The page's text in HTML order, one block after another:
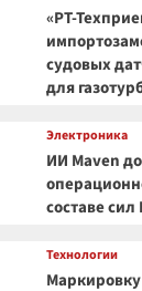
«РТ-
судовых
для
Электроника
ИИ Maven
составе
Технологии